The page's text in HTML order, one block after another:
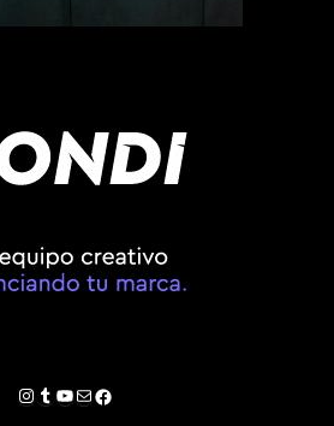
Instagram
Tumblr
YouTube
Correo electrónico
Facebook